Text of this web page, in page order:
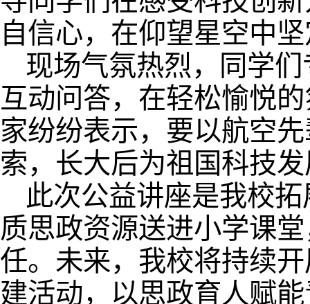
自信心，在仰望星空中
现场气氛热烈，同学
互动问答，在轻松愉悦
家纷纷表示，要以航空
索，长大后为祖国科技
此次公益讲座是我校
质思政资源送进小学课
任。未来，我校将持续
建活动，以思政育人赋